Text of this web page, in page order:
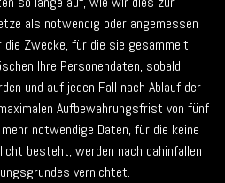
als notwendig oder angemessen
Zwecke, für die sie gesammelt
Ihre Personendaten, sobald
und auf jeden Fall nach Ablauf der
Aufbewahrungsfrist von fünf
notwendige Daten, für die keine
besteht, werden nach dahinfallen
vernichtet.